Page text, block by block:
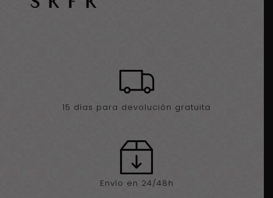
15 días para devolución gratuita
Envío en 24/48h